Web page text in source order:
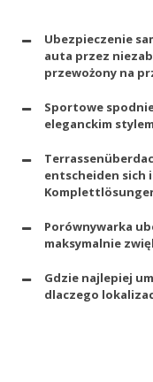
Ubezpieczenie
auta przez
przewożony na
Sportowe
eleganckim
entscheiden sich
Porównywarka
maksymalnie
Gdzie najlepiej
dlaczego